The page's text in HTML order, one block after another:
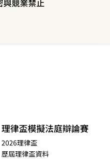
競業禁止
理律盃模擬法庭辯論賽
2026理律盃
歷屆理律盃資料